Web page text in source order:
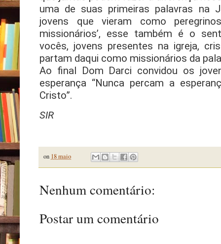
uma de suas primeiras palavras na
jovens que vieram como
missionários’, esse também é o
vocês, jovens presentes na igreja,
partam daqui como missionários da
Ao final Dom Darci convidou os
esperança “Nunca percam a
Cristo”.
SIR
on 18 maio
Nenhum comentário:
Postar um comentário